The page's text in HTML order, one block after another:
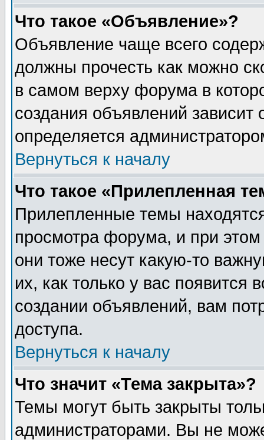
Что такое «Объявление»?
Объявление чаще всего
должны прочесть как можно
в самом верху форума в
создания объявлений зависит
определяется
Вернуться к началу
Что такое «Прилепленная
Прилепленные темы
просмотра форума, и при
они тоже несут какую-то
их, как только у вас появится
создании объявлений, вам
доступа.
Вернуться к началу
Что значит «Тема закрыта»?
Темы могут быть закрыты
администраторами. Вы не